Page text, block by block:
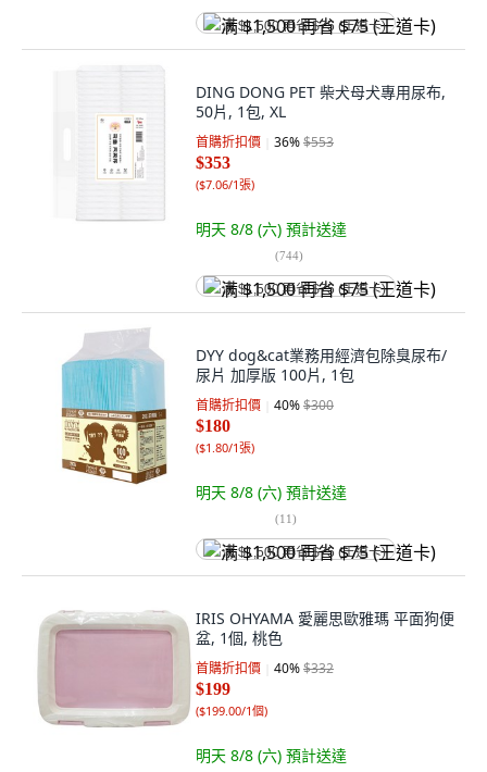
满 $1,500 再省 $75 (王道卡)
DING DONG PET 柴犬母犬專用尿布,
50片, 1包, XL
首購折扣價 36%$553
$353
($7.06/1張)
明天 8/8 (六) 預計送達
(744)
满 $1,500 再省 $75 (王道卡)
DYY dog&cat業務用經濟包除臭尿布/
尿片 加厚版 100片, 1包
首購折扣價 40%$300
$180
($1.80/1張)
明天 8/8 (六) 預計送達
(11)
满 $1,500 再省 $75 (王道卡)
IRIS OHYAMA 愛麗思歐雅瑪 平面狗便
盆, 1個, 桃色
首購折扣價 40%$332
$199
($199.00/1個)
明天 8/8 (六) 預計送達